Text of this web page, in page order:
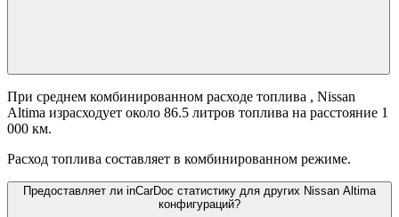
При среднем комбинированном расходе топлива , Nissan
Altima израсходует около 86.5 литров топлива на расстояние 1
000 км.
Расход топлива составляет в комбинированном режиме.
Предоставляет ли inCarDoc статистику для других Nissan Altima
конфигураций?